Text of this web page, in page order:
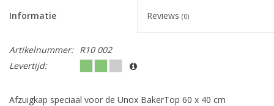
Informatie Reviews (0)
Artikelnummer: R10 002
Levertijd:
Afzuigkap speciaal voor de Unox BakerTop 60 x 40 cm